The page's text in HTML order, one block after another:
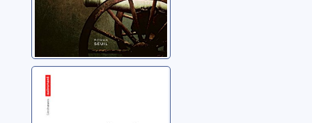
L'écharde
Rosso, Renzo